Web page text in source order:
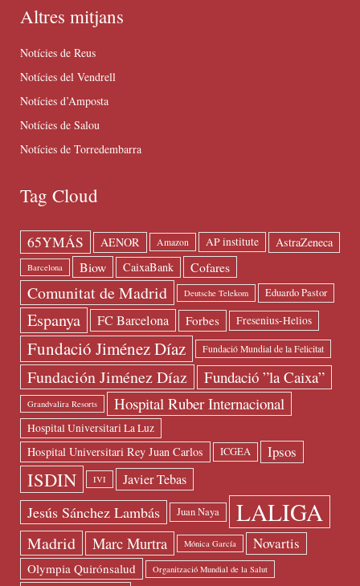
Altres mitjans
Notícies de Reus
Notícies del Vendrell
Notícies d’Amposta
Notícies de Salou
Notícies de Torredembarra
Tag Cloud
65YMÁS AENOR Amazon AP institute AstraZeneca
Barcelona Biow CaixaBank Cofares
Comunitat de Madrid Deutsche Telekom Eduardo Pastor
Espanya FC Barcelona Forbes Fresenius-Helios
Fundació Jiménez Díaz Fundació Mundial de la Felicitat
Fundación Jiménez Díaz Fundació ”la Caixa”
Grandvalira Resorts Hospital Ruber Internacional
Hospital Universitari La Luz
Hospital Universitari Rey Juan Carlos ICGEA Ipsos
ISDIN IVI Javier Tebas
Jesús Sánchez Lambás Juan Naya LALIGA
Madrid Marc Murtra Mónica García Novartis
Olympia Quirónsalud Organització Mundial de la Salut